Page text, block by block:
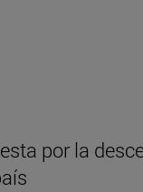
por la